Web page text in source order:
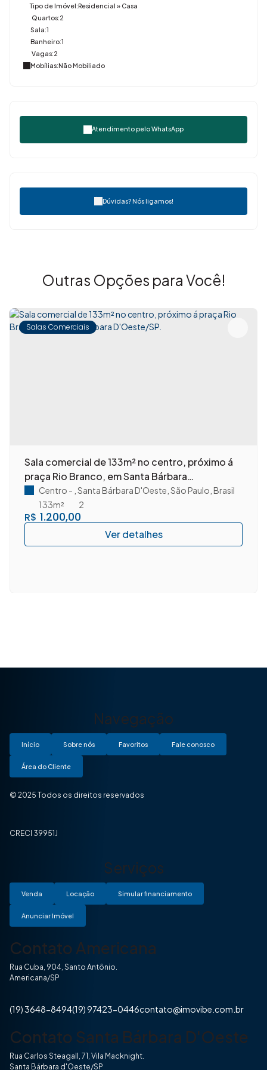
Tipo de Imóvel:Residencial » Casa
Quartos:2
Sala:1
Banheiro:1
Vagas:2
Mobílias:Não Mobiliado
Atendimento peloWhatsApp
Dúvidas? Nós ligamos!
Outras Opções para Você!
Salas Comerciais
Sala comercial de 133m² no centro, próximo á
praça Rio Branco, em Santa Bárbara
D'Oeste/SP.
R$ 1.200,00
Centro Santa Bárbara D'Oeste São Paulo Brasil
2
133m²
Navegação
Início Sobre nós Favoritos Fale conosco
Área do Cliente
© 2025 Todos os direitos reservados
CRECI 39951J
Serviços
Venda Locação Simular financiamento
Anunciar Imóvel
Contato Americana
Rua Cuba, 904, Santo Antônio.
Americana/SP
(19) 3648-8494(19) 97423-0446contato@imovibe.com.br
Contato Santa Bárbara D'Oeste
Rua Carlos Steagall, 71, Vila Macknight.
Santa Bárbara d'Oeste/SP